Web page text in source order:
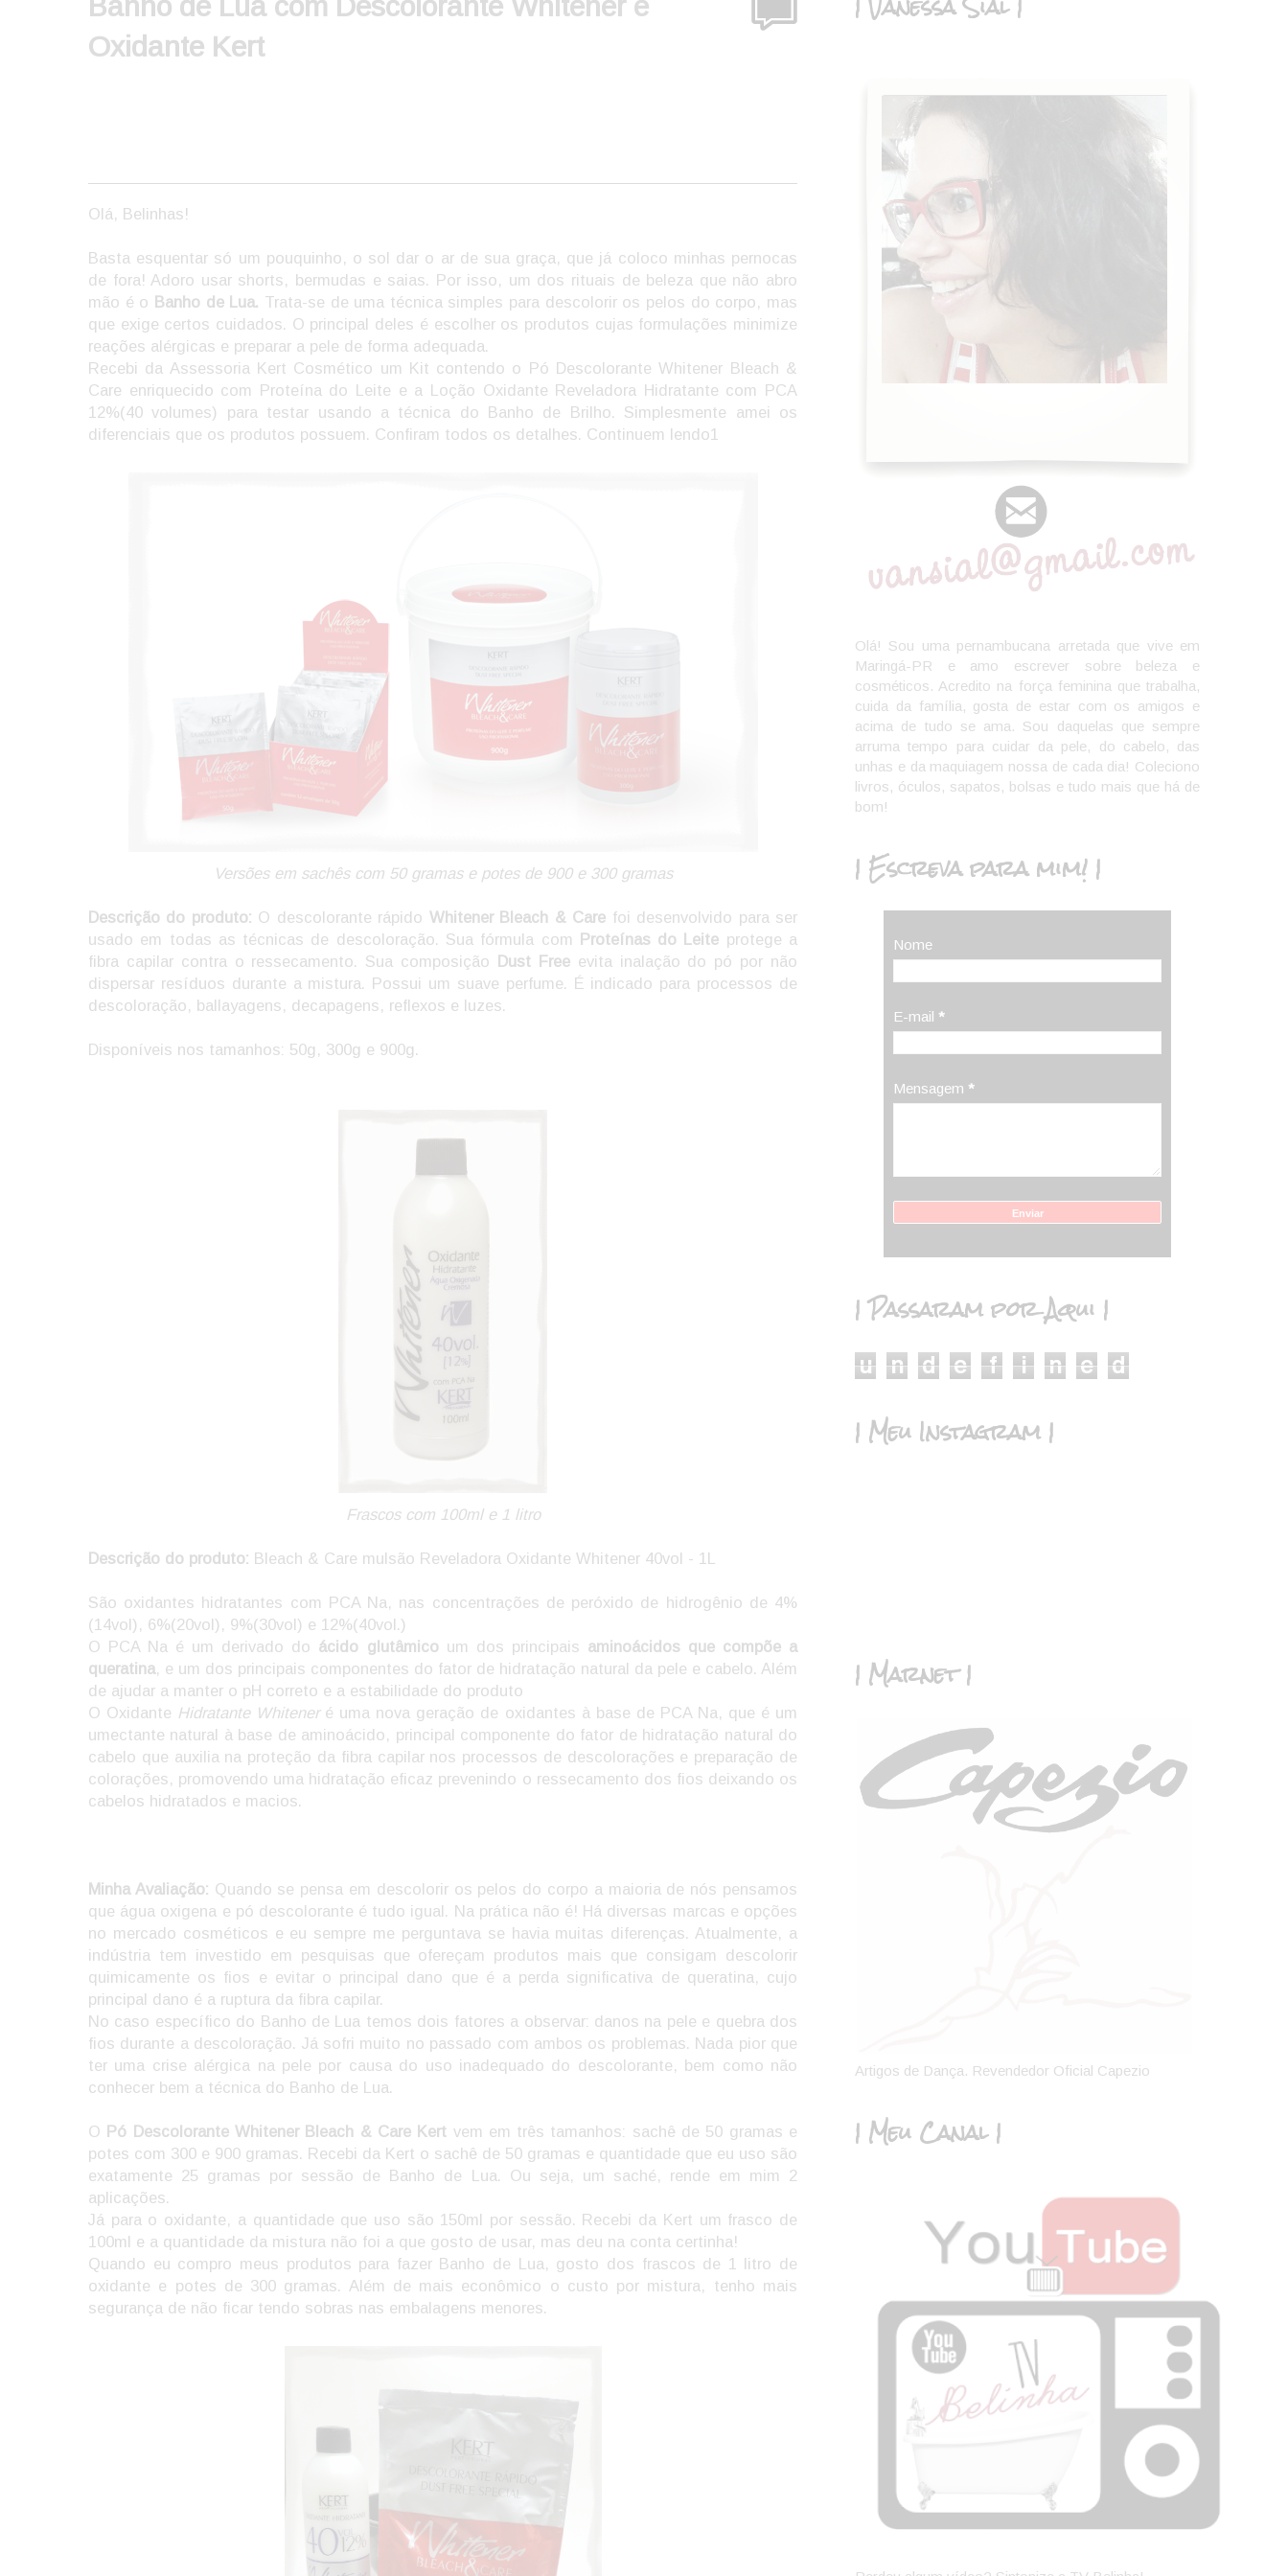
Oxidante Kert
Olá, Belinhas!
Basta esquentar só um pouquinho, o sol dar o ar de sua graça, que já coloco minhas pernocas
de fora! Adoro usar shorts, bermudas e saias. Por isso, um dos rituais de beleza que não abro
mão é o Banho de Lua. Trata-se de uma técnica simples para descolorir os pelos do corpo, mas
que exige certos cuidados. O principal deles é escolher os produtos cujas formulações minimize
reações alérgicas e preparar a pele de forma adequada.
Recebi da Assessoria Kert Cosmético um Kit contendo o Pó Descolorante Whitener Bleach &
Care enriquecido com Proteína do Leite e a Loção Oxidante Reveladora Hidratante com PCA
12%(40 volumes) para testar usando a técnica do Banho de Brilho. Simplesmente amei os
diferenciais que os produtos possuem. Confiram todos os detalhes. Continuem lendo1
Versões em sachês com 50 gramas e potes de 900 e 300 gramas
Descrição do produto: O descolorante rápido Whitener Bleach & Care foi desenvolvido para ser
usado em todas as técnicas de descoloração. Sua fórmula com
Proteínas do Leite protege a
fibra capilar contra o ressecamento. Sua composição
Dust Freeevita inalação do pó por não
dispersar resíduos durante a mistura. Possui um suave perfume. É indicado para processos de
descoloração, ballayagens, decapagens, reflexos e luzes.
Disponíveis nos tamanhos: 50g, 300g e 900g.
Frascos com 100ml e 1 litro
Descrição do produto: Bleach & Care mulsão Reveladora Oxidante Whitener 40vol - 1L
São oxidantes hidratantes com PCA Na, nas concentrações de peróxido de hidrogênio de 4%
(14vol), 6%(20vol), 9%(30vol) e 12%(40vol.)
O PCA Na é um derivado do ácido glutâmico um dos principais aminoácidos que compõe a
queratina, e um dos principais componentes do fator de hidratação natural da pele e cabelo. Além
de ajudar a manter o pH correto e a estabilidade do produto
O Oxidante Hidratante Whitener é uma nova geração de oxidantes à base de PCA Na, que é um
umectante natural à base de aminoácido, principal componente do fator de hidratação natural do
cabelo que auxilia na proteção da fibra capilar nos processos de descolorações e preparação de
colorações, promovendo uma hidratação eficaz prevenindo o ressecamento dos fios deixando os
cabelos hidratados e macios.
Minha Avaliação: Quando se pensa em descolorir os pelos do corpo a maioria de nós pensamos
que água oxigena e pó descolorante é tudo igual. Na prática não é! Há diversas marcas e opções
no mercado cosméticos e eu sempre me perguntava se havia muitas diferenças. Atualmente, a
indústria tem investido em pesquisas que ofereçam produtos mais que consigam descolorir
quimicamente os fios e evitar o principal dano que é a perda significativa de queratina, cujo
principal dano é a ruptura da fibra capilar.
No caso específico do Banho de Lua temos dois fatores a observar: danos na pele e quebra dos
fios durante a descoloração. Já sofri muito no passado com ambos os problemas. Nada pior que
ter uma crise alérgica na pele por causa do uso inadequado do descolorante, bem como não
conhecer bem a técnica do Banho de Lua.
O Pó Descolorante Whitener Bleach & Care Kert vem em três tamanhos: sachê de 50 gramas e
potes com 300 e 900 gramas. Recebi da Kert o sachê de 50 gramas e quantidade que eu uso são
exatamente 25 gramas por sessão de Banho de Lua. Ou seja, um saché, rende em mim 2
aplicações.
Já para o oxidante, a quantidade que uso são 150ml por sessão. Recebi da Kert um frasco de
100ml e a quantidade da mistura não foi a que gosto de usar, mas deu na conta certinha!
Quando eu compro meus produtos para fazer Banho de Lua, gosto dos frascos de 1 litro de
oxidante e potes de 300 gramas. Além de mais econômico o custo por mistura, tenho mais
segurança de não ficar tendo sobras nas embalagens menores.
Olá! Sou uma pernambucana arretada que vive em
Maringá-PR e amo escrever sobre beleza e
cosméticos. Acredito na força feminina que trabalha,
cuida da família, gosta de estar com os amigos e
acima de tudo se ama. Sou daquelas que sempre
arruma tempo para cuidar da pele, do cabelo, das
unhas e da maquiagem nossa de cada dia! Coleciono
livros, óculos, sapatos, bolsas e tudo mais que há de
bom!
| Escreva para mim! |
Nome
E-mail *
Mensagem *
| Passaram por Aqui |
u n d e f i n e d
| Meu Instagram |
| Marnet |
Artigos de Dança. Revendedor Oficial Capezio
| Meu Canal |